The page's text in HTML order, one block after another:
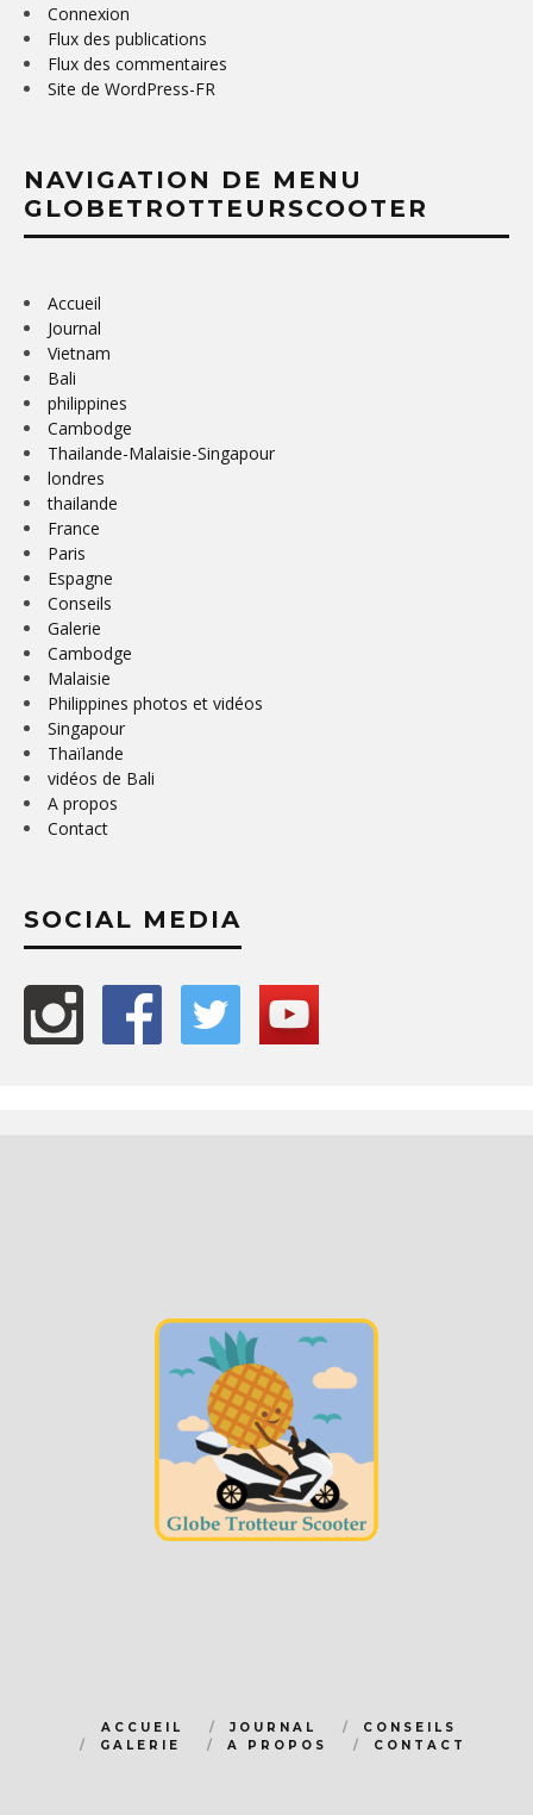
Connexion
Flux des publications
Flux des commentaires
Site de WordPress-FR
NAVIGATION DE MENU
GLOBETROTTEURSCOOTER
Accueil
Journal
Vietnam
Bali
philippines
Cambodge
Thailande-Malaisie-Singapour
londres
thailande
France
Paris
Espagne
Conseils
Galerie
Cambodge
Malaisie
Philippines photos et vidéos
Singapour
Thaïlande
vidéos de Bali
A propos
Contact
SOCIAL MEDIA
ACCUEIL JOURNAL
CONSEILS
GALERIE
A PROPOS CONTACT